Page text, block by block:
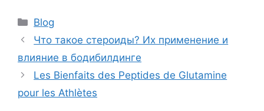
Blog
Что такое стероиды? Их применение и
влияние в бодибилдинге
Les Bienfaits des Peptides de Glutamine
pour les Athlètes